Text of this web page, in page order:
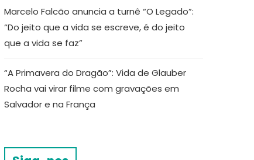
Marcelo Falcão anuncia a turnê “O Legado”:
“Do jeito que a vida se escreve, é do jeito
que a vida se faz”
“A Primavera do Dragão”: Vida de Glauber
Rocha vai virar filme com gravações em
Salvador e na França